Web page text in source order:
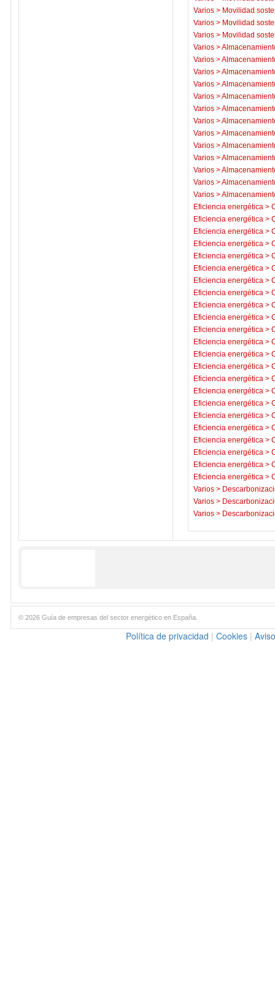
Varios > Movilidad
Varios > Movilidad
Varios > Movilidad
Varios >
Varios >
Varios >
Varios >
Varios >
Varios >
Varios >
Varios >
Varios >
Varios >
Varios >
Varios >
Varios >
Eficiencia energética >
Eficiencia energética >
Eficiencia energética >
Eficiencia energética >
Eficiencia energética >
Eficiencia energética >
Eficiencia energética >
Eficiencia energética >
Eficiencia energética >
Eficiencia energética >
Eficiencia energética >
Eficiencia energética >
Eficiencia energética >
Eficiencia energética >
Eficiencia energética >
Eficiencia energética >
Eficiencia energética >
Eficiencia energética >
Eficiencia energética >
Eficiencia energética >
Eficiencia energética >
Eficiencia energética >
Eficiencia energética >
Varios >
Varios >
Varios >
© 2026 Guía de empresas del sector energético en España.
Política de privacidad | Cookies |